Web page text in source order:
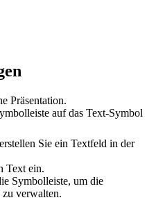
Präsentation.
auf das Text-Symbol
Sie ein Textfeld in der
Text ein.
Symbolleiste, um die
zu verwalten.